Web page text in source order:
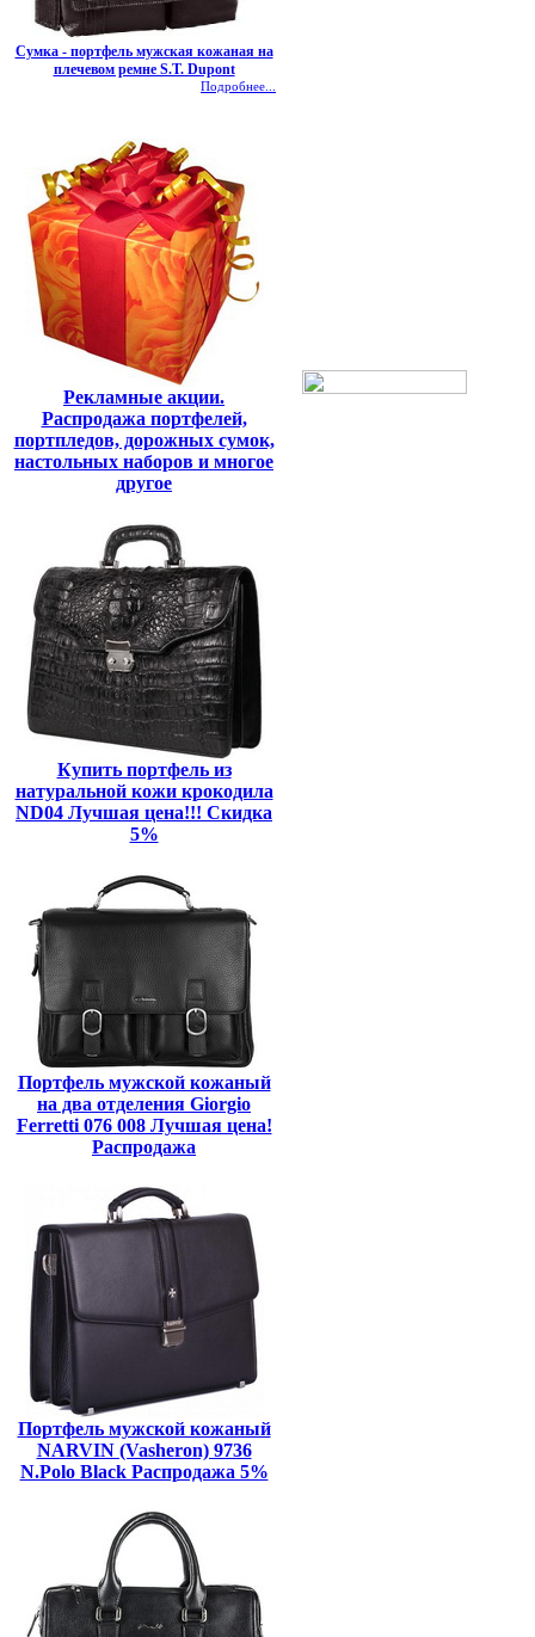
Сумка - портфель мужская кожаная на
плечевом ремне S.T. Dupont
Подробнее...
Рекламные акции.
Распродажа портфелей,
портпледов, дорожных сумок,
настольных наборов и многое
другое
Купить портфель из
натуральной кожи крокодила
ND04 Лучшая цена!!! Скидка
5%
Портфель мужской кожаный
на два отделения Giorgio
Ferretti 076 008 Лучшая цена!
Распродажа
Портфель мужской кожаный
NARVIN (Vasheron) 9736
N.Polo Black Распродажа 5%